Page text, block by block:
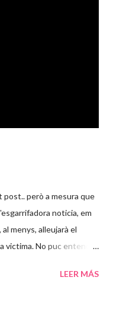
però a mesura que
noticia, em
menys, alleujarà el
victima. No puc entendre
vida. És increible que
LEER MÁS